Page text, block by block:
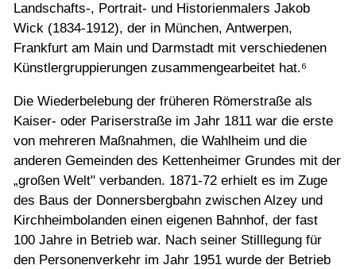
Landschafts-, Portrait- und Historienmalers Jakob
Wick (1834-1912), der in München, Antwerpen,
Frankfurt am Main und Darmstadt mit verschiedenen
Künstlergruppierungen zusammengearbeitet hat.⁶
Die Wiederbelebung der früheren Römerstraße als
Kaiser- oder Pariserstraße im Jahr 1811 war die erste
von mehreren Maßnahmen, die Wahlheim und die
anderen Gemeinden des Kettenheimer Grundes mit der
„großen Welt" verbanden. 1871-72 erhielt es im Zuge
des Baus der Donnersbergbahn zwischen Alzey und
Kirchheimbolanden einen eigenen Bahnhof, der fast
100 Jahre in Betrieb war. Nach seiner Stilllegung für
den Personenverkehr im Jahr 1951 wurde der Betrieb